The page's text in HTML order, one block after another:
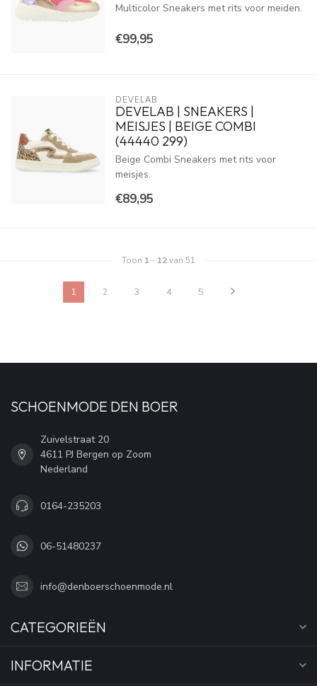
Multicolor Sneakers met rits voor meiden.
€99,95
DEVELAB
DEVELAB | SNEAKERS |
MEISJES | BEIGE COMBI
(44440 299)
Beige Combi Sneakers met rits voor
meisjes.
€89,95
Toon 1 - 12van 51
1 2 3 4 5
SCHOENMODE DEN BOER
Zuivelstraat 20
4611 PJ Bergen op Zoom
Nederland
0164-235203
06-51480237
info@denboerschoenmode.nl
CATEGORIEËN
INFORMATIE